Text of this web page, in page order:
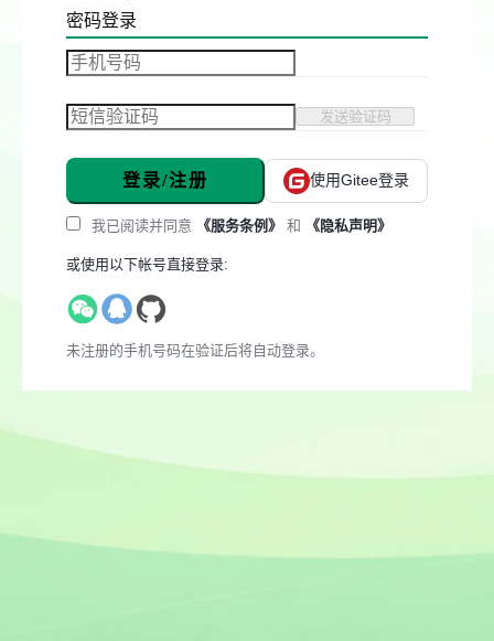
密码登录
发送验证码
登录/注册 使用Gitee登录
我已阅读并同意 《服务条例》 和 《隐私声明》
或使用以下帐号直接登录:
未注册的手机号码在验证后将自动登录。